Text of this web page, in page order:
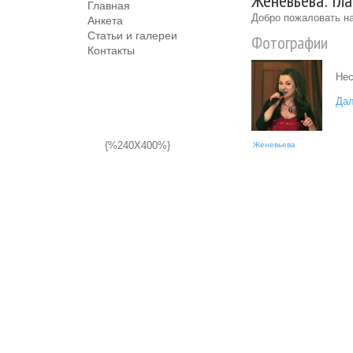
Главная
Анкета
Статьи и галереи
Контакты
{%240X400%}
Добро пожаловать
Фотографии
Женевьева